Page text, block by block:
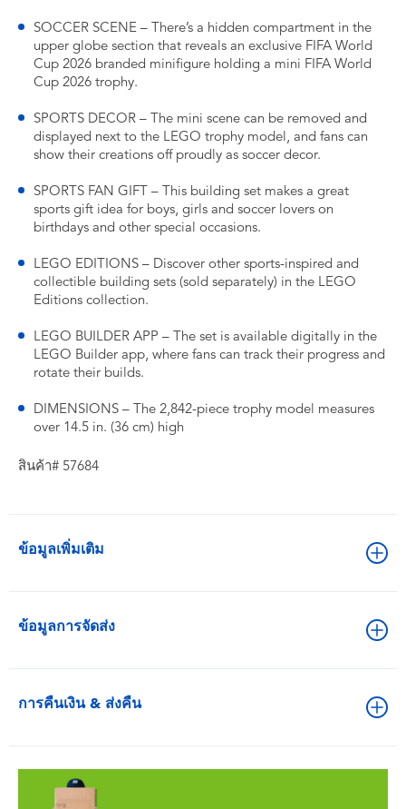
SOCCER SCENE – There’s a hidden compartment in the
upper globe section that reveals an exclusive FIFA World
Cup 2026 branded minifigure holding a mini FIFA World
Cup 2026 trophy.
SPORTS DECOR – The mini scene can be removed and
displayed next to the LEGO trophy model, and fans can
show their creations off proudly as soccer decor.
SPORTS FAN GIFT – This building set makes a great
sports gift idea for boys, girls and soccer lovers on
birthdays and other special occasions.
LEGO EDITIONS – Discover other sports-inspired and
collectible building sets (sold separately) in the LEGO
Editions collection.
LEGO BUILDER APP – The set is available digitally in the
LEGO Builder app, where fans can track their progress and
rotate their builds.
DIMENSIONS – The 2,842-piece trophy model measures
over 14.5 in. (36 cm) high
สินค้า# 57684
ข้อมูลเพิ่มเติม
ข้อมูลการจัดส่ง
การคืนเงิน & ส่งคืน